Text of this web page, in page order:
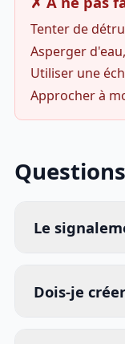
Tenter de
Asperger
Utiliser une
Approcher à
Le
Dois-je